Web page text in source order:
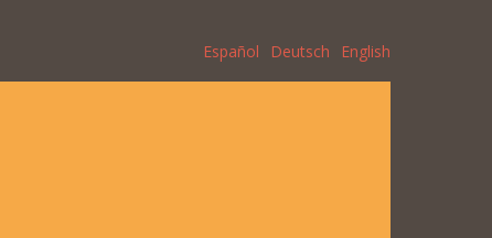
Español Deutsch English